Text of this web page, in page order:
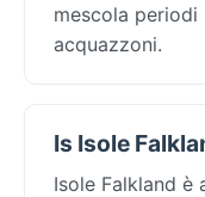
mescola
acquazzoni.
Is Isole
Isole Falkland